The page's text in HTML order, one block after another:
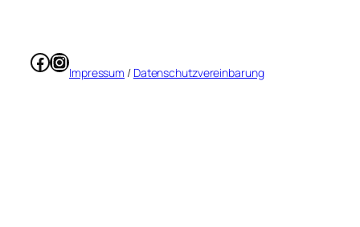
Facebook
Instagram
Impressum / Datenschutzvereinbarung